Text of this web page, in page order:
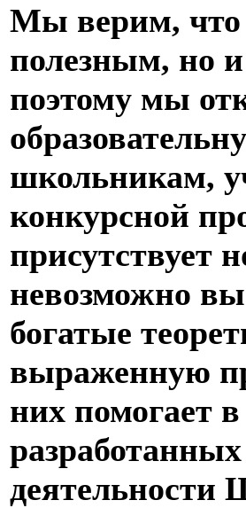
Мы верим, что
полезным, но
поэтому мы
школьникам,
конкурсной
присутствует
невозможно
богатые
выраженную
них помогает